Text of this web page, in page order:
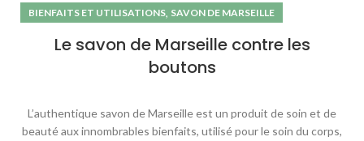
BIENFAITS ET UTILISATIONS, SAVON DE MARSEILLE
Le savon de Marseille contre les
boutons
L’authentique savon de Marseille est un produit de soin et de
beauté aux innombrables bienfaits, utilisé pour le soin du corps,